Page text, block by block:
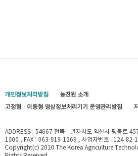
개인정보처리방침
농진원 소개
고정형 · 이동형 영상정보처리기기 운영관리방침
ADDRESS : 54667 전북특별자치도 익산시 평동로
1000 , FAX : 063-919-1269 , 사업자번호 : 124-82-
Copyright(c) 2010 The Korea Agriculture